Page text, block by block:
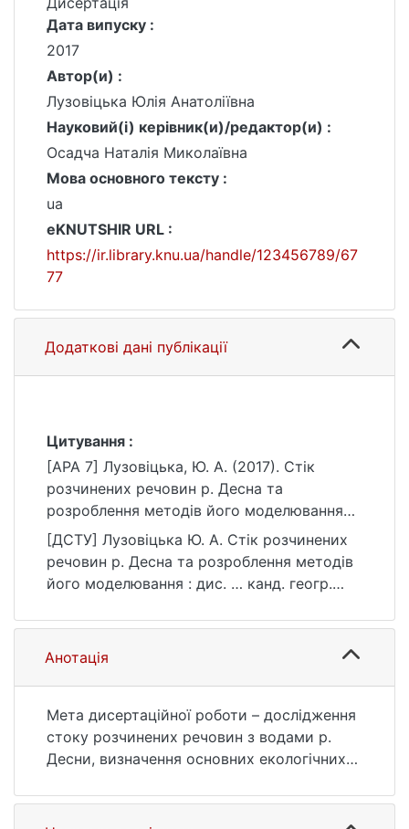
Дата випуску :
2017
Автор(и) :
Лузовіцька Юлія Анатоліївна
Науковий(і) керівник(и)/редактор(и) :
Осадча Наталія Миколаївна
Мова основного тексту :
ua
eKNUTSHIR URL :
https://ir.library.knu.ua/handle/123456789/67
77
Додаткові дані публікації
Цитування :
[APA 7] Лузовіцька, Ю. А. (2017). Стік
розчинених речовин р. Десна та
розроблення методів його моделювання
[Дис. канд. геогр. наук, Київський
національний університет імені Тараса
Шевченка]. eKNUTSHIR.
https://ir.library.knu.ua/handle/123456789/67
77
[ДСТУ] Лузовіцька Ю. А. Стік розчинених
речовин р. Десна та розроблення методів
його моделювання : дис. … канд. геогр.
с. URL:
https://ir.library.knu.ua/handle/123456789/67
77 (дата звернення: 25.07.2026).
Анотація
Мета дисертаційної роботи – дослідження
стоку розчинених речовин з водами р.
Десни, визначення основних екологічних
моделювання стоку окремих
забруднювальних показників.